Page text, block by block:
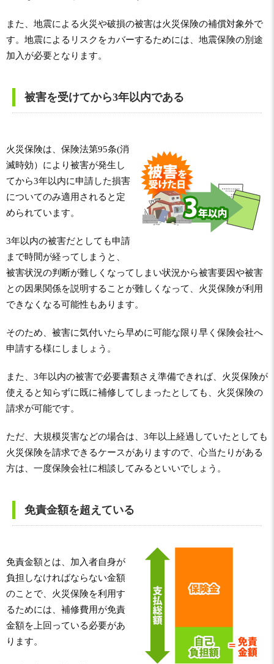
また、地震による火災や破損の被害は火災保険の補償対象外で
す。地震によるリスクをカバーするためには、地震保険の別途
加入が必要となります。
被害を受けてから3年以内である
火災保険は、保険法第95条(消
滅時効）により被害が発生し
てから3年以内に申請した損害
についてのみ適用されると定
められています。
3年以内の被害だとしても申請
まで時間が経ってしまうと、
被害状況の判断が難しくなってしまい状況から被害要因や被害
との因果関係を説明することが難しくなって、火災保険が利用
できなくなる可能性もあります。
そのため、被害に気付いたら早めに可能な限り早く保険会社へ
申請する様にしましょう。
また、3年以内の被害で必要書類さえ準備できれば、火災保険が
使えると知らずに既に補修してしまったとしても、火災保険の
請求が可能です。
ただ、大規模災害などの場合は、3年以上経過していたとしても
火災保険を請求できるケースがありますので、心当たりがある
方は、一度保険会社に相談してみるといいでしょう。
免責金額を超えている
免責金額とは、加入者自身が
負担しなければならない金額
のことで、火災保険を利用す
るためには、補修費用が免責
金額を上回っている必要があ
ります。